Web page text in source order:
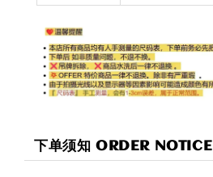
下单须知 ORDER NOTICE